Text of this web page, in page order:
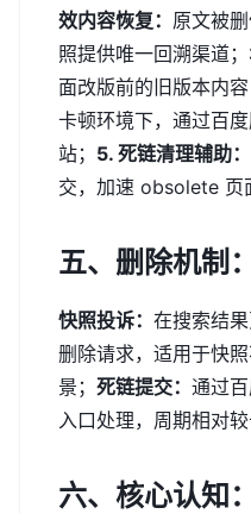
效内容恢复： 原文被
照提供唯一回溯渠道；
面改版前的旧版本内容
卡顿环境下，通过百
站； 5. 死链清理辅助：
交，加速 obsolete 页
五、删除机制
快照投诉： 在搜索结
删除请求，适用于快
景； 死链提交： 通过
入口处理，周期相对较
六、核心认知